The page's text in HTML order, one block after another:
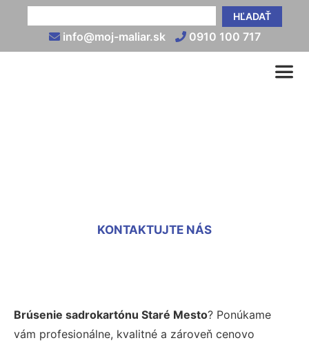
HĽADAŤ
info@moj-maliar.sk 0910 100 717
KONTAKTUJTE NÁS
Brúsenie sadrokartónu Staré Mesto? Ponúkame
vám profesionálne, kvalitné a zároveň cenovo